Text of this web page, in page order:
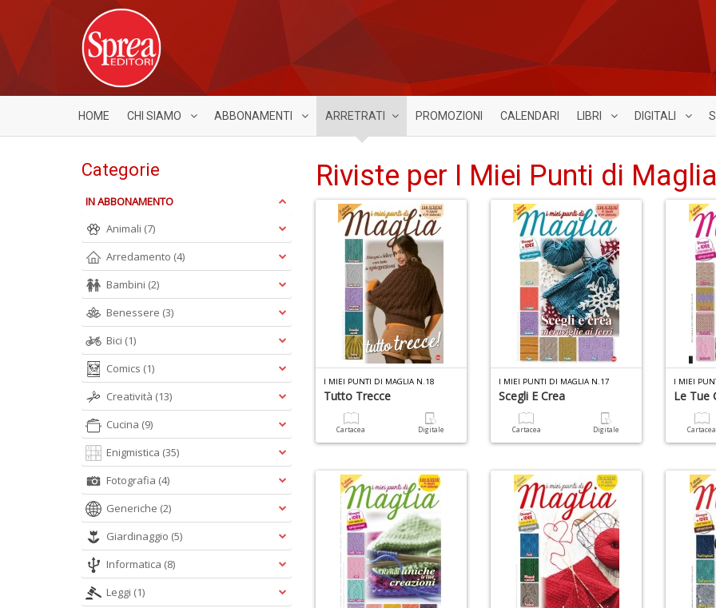
HOME CHI SIAMO ABBONAMENTI ARRETRATI PROMOZIONI CALENDARI LIBRI DIGITALI
Riviste per I Miei Punti di Maglia
I MIEI PUNTI DI MAGLIA N.18
Tutto Trecce
Cartacea Digitale
I MIEI PUNTI DI MAGLIA N.17
Scegli E Crea
Cartacea Digitale
I MIEI
Le Tue
Cartacea
Categorie
IN ABBONAMENTO
Animali (7)
Arredamento (4)
Bambini (2)
Benessere (3)
Bici (1)
Comics (1)
Creatività (13)
Cucina (9)
Enigmistica (35)
Fotografia (4)
Generiche (2)
Giardinaggio (5)
Informatica (8)
Leggi (1)